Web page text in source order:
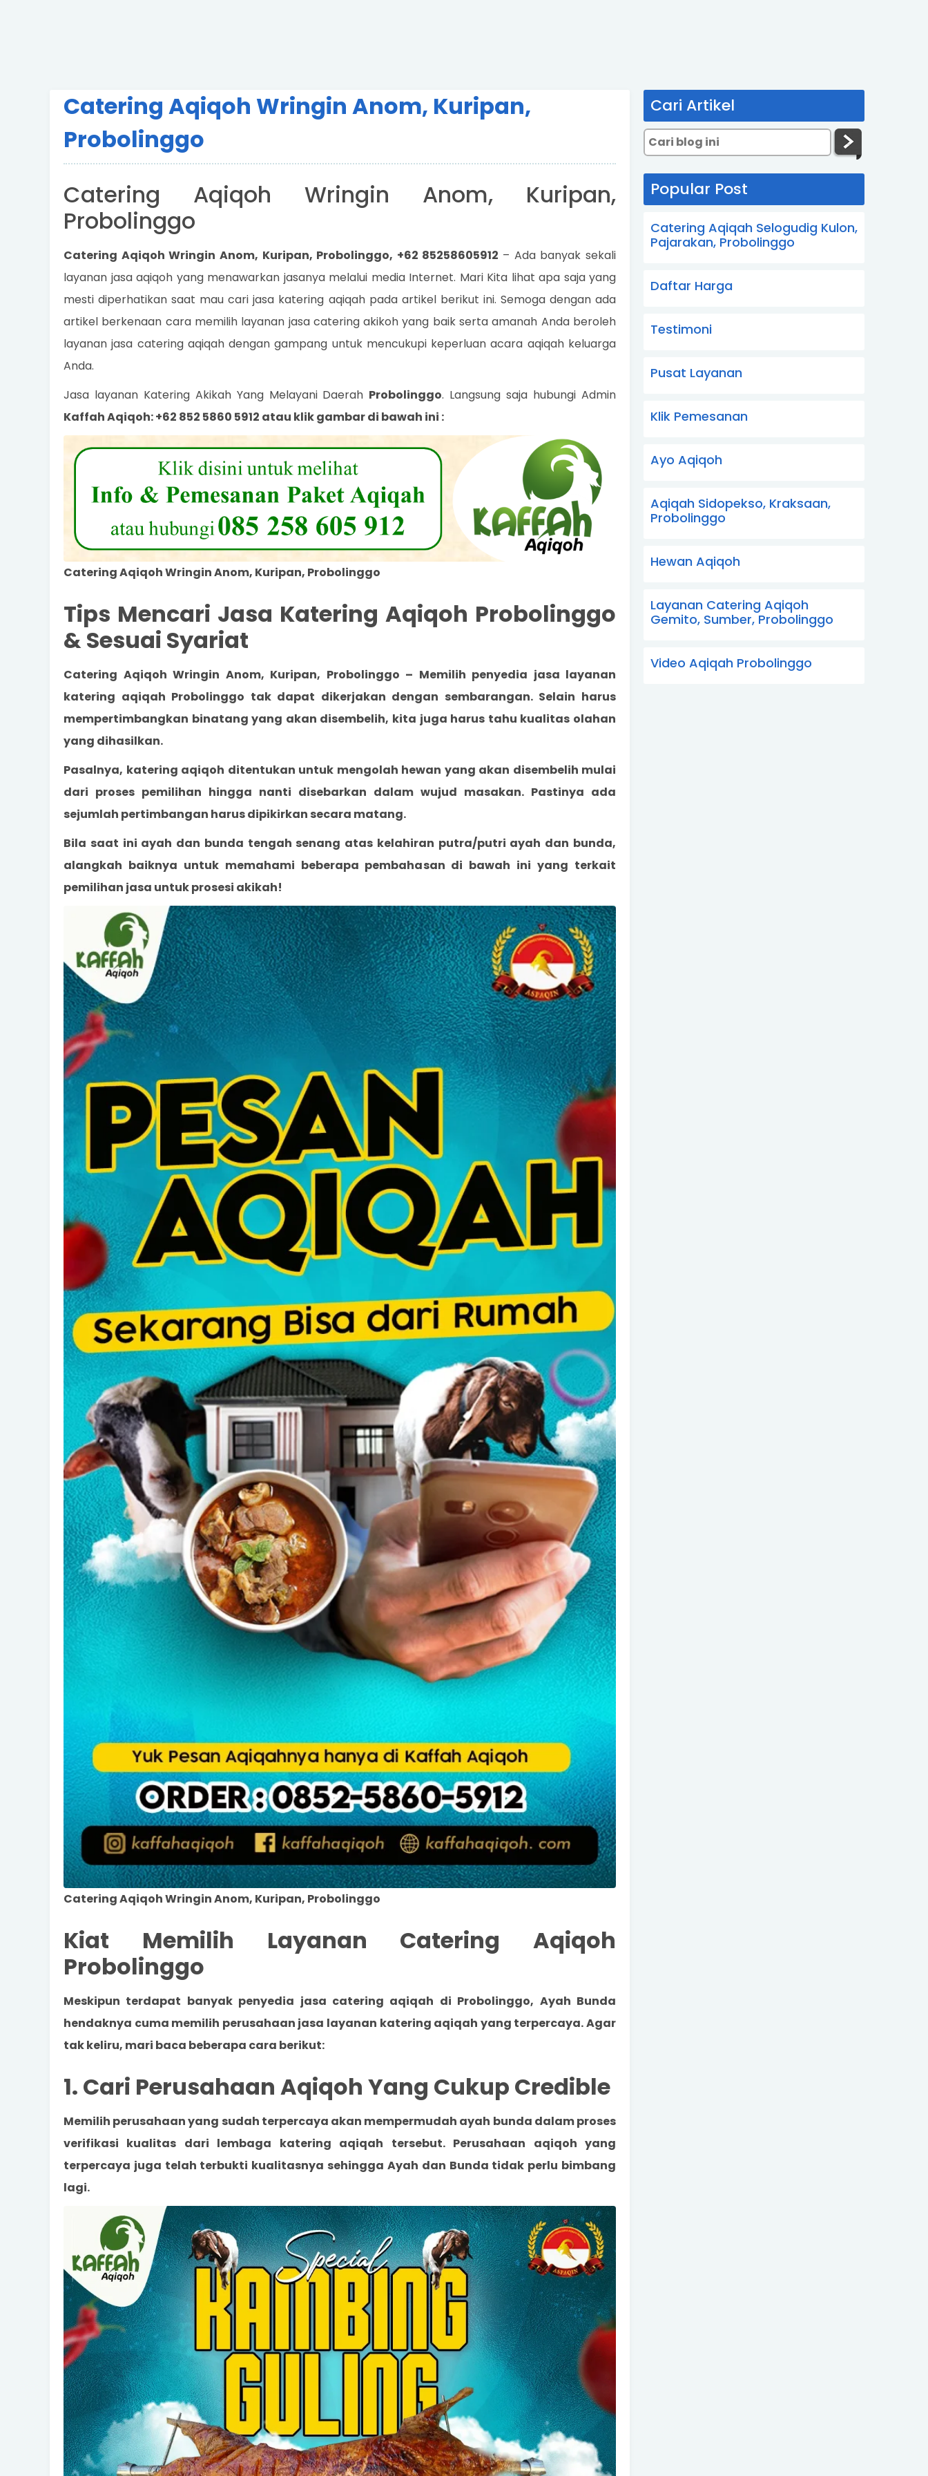
Catering Aqiqoh Wringin Anom, Kuripan,
Probolinggo
Catering Aqiqoh Wringin Anom, Kuripan,
Probolinggo
Catering Aqiqoh Wringin Anom, Kuripan, Probolinggo, +62 85258605912 – Ada banyak sekali
layanan jasa aqiqoh yang menawarkan jasanya melalui media Internet. Mari Kita lihat apa saja yang
mesti diperhatikan saat mau cari jasa katering aqiqah pada artikel berikut ini. Semoga dengan ada
artikel berkenaan cara memilih layanan jasa catering akikoh yang baik serta amanah Anda beroleh
layanan jasa catering aqiqah dengan gampang untuk mencukupi keperluan acara aqiqah keluarga
Anda.
Jasa layanan Katering Akikah Yang Melayani Daerah Probolinggo. Langsung saja hubungi Admin
Kaffah Aqiqoh: +62 852 5860 5912 atau klik gambar di bawah ini :
Catering Aqiqoh Wringin Anom, Kuripan, Probolinggo
Tips Mencari Jasa Katering Aqiqoh Probolinggo
& Sesuai Syariat
Catering Aqiqoh Wringin Anom, Kuripan, Probolinggo – Memilih penyedia jasa layanan
katering aqiqah Probolinggo tak dapat dikerjakan dengan sembarangan. Selain harus
mempertimbangkan binatang yang akan disembelih, kita juga harus tahu kualitas olahan
yang dihasilkan.
Pasalnya, katering aqiqoh ditentukan untuk mengolah hewan yang akan disembelih mulai
dari proses pemilihan hingga nanti disebarkan dalam wujud masakan. Pastinya ada
sejumlah pertimbangan harus dipikirkan secara matang.
Bila saat ini ayah dan bunda tengah senang atas kelahiran putra/putri ayah dan bunda,
alangkah baiknya untuk memahami beberapa pembahasan di bawah ini yang terkait
pemilihan jasa untuk prosesi akikah!
Catering Aqiqoh Wringin Anom, Kuripan, Probolinggo
Kiat Memilih Layanan Catering Aqiqoh
Probolinggo
Meskipun terdapat banyak penyedia jasa catering aqiqah di Probolinggo, Ayah Bunda
hendaknya cuma memilih perusahaan jasa layanan katering aqiqah yang terpercaya. Agar
tak keliru, mari baca beberapa cara berikut:
1. Cari Perusahaan Aqiqoh Yang Cukup Credible
Memilih perusahaan yang sudah terpercaya akan mempermudah ayah bunda dalam proses
verifikasi kualitas dari lembaga katering aqiqah tersebut. Perusahaan aqiqoh yang
terpercaya juga telah terbukti kualitasnya sehingga Ayah dan Bunda tidak perlu bimbang
lagi.
Cari Artikel
Popular Post
Catering Aqiqah Selogudig Kulon,
Pajarakan, Probolinggo
Daftar Harga
Testimoni
Pusat Layanan
Klik Pemesanan
Ayo Aqiqoh
Aqiqah Sidopekso, Kraksaan,
Probolinggo
Hewan Aqiqoh
Layanan Catering Aqiqoh
Gemito, Sumber, Probolinggo
Video Aqiqah Probolinggo